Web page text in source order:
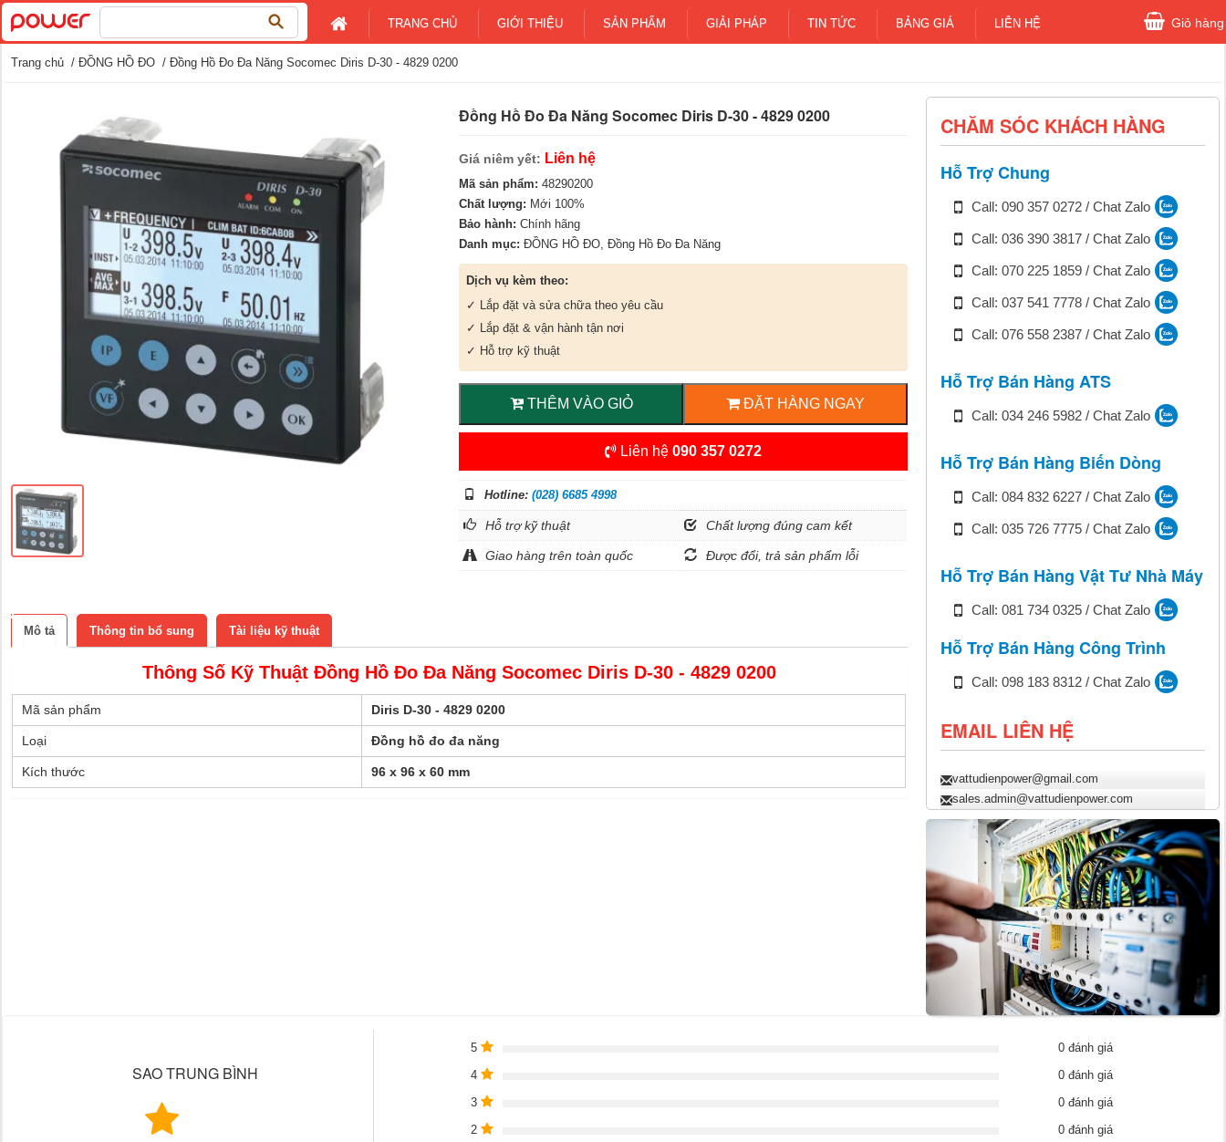
kiếm
cho:
TRANG CHỦ GIỚI THIỆU SẢN PHẨM GIẢI PHÁP TIN TỨC BẢNG GIÁ LIÊN HỆ Giỏ hàng
Trang chủ / ĐỒNG HỒ ĐO / Đồng Hồ Đo Đa Năng Socomec Diris D-30 - 4829 0200
Đồng Hồ Đo Đa Năng Socomec Diris D-30 - 4829 0200
Giá niêm yết: Liên hệ
Mã sản phẩm: 48290200
Chất lượng: Mới 100%
Bảo hành: Chính hãng
Danh mục: ĐỒNG HỒ ĐO,Đồng Hồ Đo Đa Năng
Dịch vụ kèm theo:
✓ Lắp đặt và sửa chữa theo yêu cầu
✓ Lắp đặt & vận hành tận nơi
✓ Hỗ trợ kỹ thuật
THÊM VÀO GIỎ ĐẶT HÀNG NGAY
Liên hệ 090 357 0272
Hotline:(028) 6685 4998
Hỗ trợ kỹ thuật Chất lượng đúng cam kết
Giao hàng trên toàn quốc Được đổi, trả sản phẩm lỗi
Mô tả Thông tin bổ sung Tài liệu kỹ thuật
Thông Số Kỹ Thuật Đồng Hồ Đo Đa Năng Socomec Diris D-30 - 4829 0200
Mã sản phẩm Diris D-30 - 4829 0200
Loại Đồng hồ đo đa năng
Kích thước 96 x 96 x 60 mm
CHĂM SÓC KHÁCH HÀNG
Hỗ Trợ Chung
Call: 090 357 0272 / Chat Zalo
Call: 036 390 3817 / Chat Zalo
Call: 070 225 1859 / Chat Zalo
Call: 037 541 7778 / Chat Zalo
Call: 076 558 2387 / Chat Zalo
Hỗ Trợ Bán Hàng ATS
Call: 034 246 5982 / Chat Zalo
Hỗ Trợ Bán Hàng Biến Dòng
Call: 084 832 6227 / Chat Zalo
Call: 035 726 7775 / Chat Zalo
Hỗ Trợ Bán Hàng Vật Tư Nhà Máy
Call: 081 734 0325 / Chat Zalo
Hỗ Trợ Bán Hàng Công Trình
Call: 098 183 8312 / Chat Zalo
EMAIL LIÊN HỆ
vattudienpower@gmail.com
sales.admin@vattudienpower.com
SAO TRUNG BÌNH
5
0 đánh giá
4
0 đánh giá
3
0 đánh giá
2
0 đánh giá